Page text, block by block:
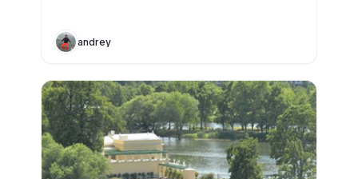
andrey